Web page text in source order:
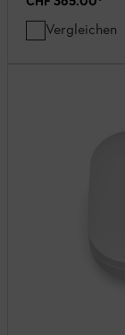
Vergleichen